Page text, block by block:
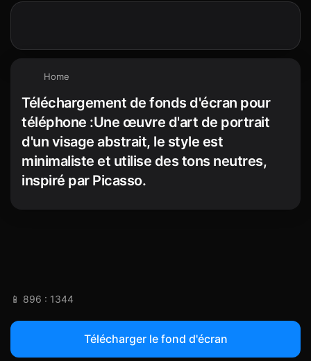
Home
Téléchargement de fonds d'écran pour
téléphone :Une œuvre d'art de portrait
d'un visage abstrait, le style est
minimaliste et utilise des tons neutres,
inspiré par Picasso.
📱 896 : 1344
Télécharger le fond d'écran